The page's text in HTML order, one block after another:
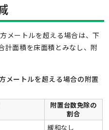
メートルを超える場合は、下
計面積を床面積とみなし、附
メートルを超える場合の附置
附置台数免除の
割合
緩和なし